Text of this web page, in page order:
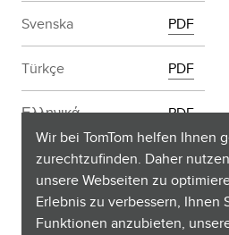
Wir bei TomTom helfen Ihnen
zurechtzufinden. Daher
unsere Webseiten zu
Erlebnis zu verbessern, Ihnen
Funktionen anzubieten,
Svenska PDF
Türkçe PDF
Ελληνικά PDF
български PDF
Русский PDF